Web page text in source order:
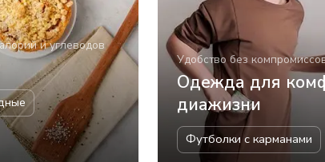
и углеводов
Удобство без
Одежда для
диажизни
Футболки с карманами